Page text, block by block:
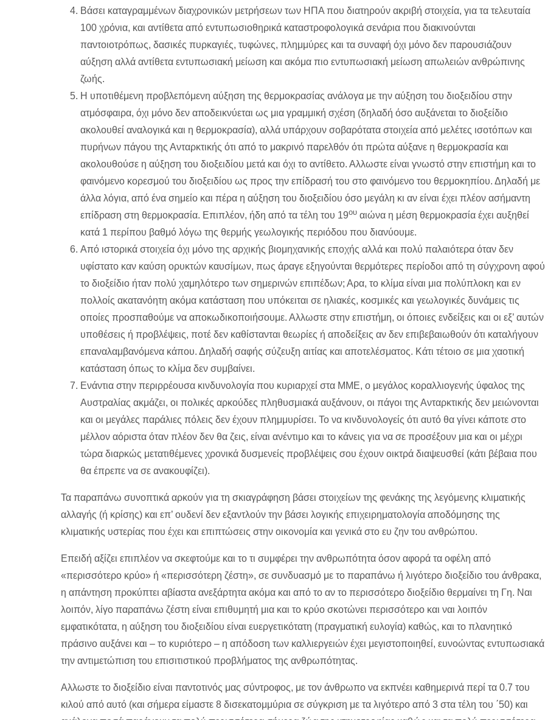
Βάσει καταγραμμένων διαχρονικών μετρήσεων των ΗΠΑ που διατηρούν ακριβή στοιχεία, για τα τελευταία
100 χρόνια, και αντίθετα από εντυπωσιοθηρικά καταστροφολογικά σενάρια που διακινούνται
παντοιοτρόπως, δασικές πυρκαγιές, τυφώνες, πλημμύρες και τα συναφή όχι μόνο δεν παρουσιάζουν
αύξηση αλλά αντίθετα εντυπωσιακή μείωση και ακόμα πιο εντυπωσιακή μείωση απωλειών ανθρώπινης
ζωής.
Η υποτιθέμενη προβλεπόμενη αύξηση της θερμοκρασίας ανάλογα με την αύξηση του διοξειδίου στην
ατμόσφαιρα, όχι μόνο δεν αποδεικνύεται ως μια γραμμική σχέση (δηλαδή όσο αυξάνεται το διοξείδιο
ακολουθεί αναλογικά και η θερμοκρασία), αλλά υπάρχουν σοβαρότατα στοιχεία από μελέτες ισοτόπων και
πυρήνων πάγου της Ανταρκτικής ότι από το μακρινό παρελθόν ότι πρώτα αύξανε η θερμοκρασία και
ακολουθούσε η αύξηση του διοξειδίου μετά και όχι το αντίθετο. Αλλωστε είναι γνωστό στην επιστήμη και το
φαινόμενο κορεσμού του διοξειδίου ως προς την επίδρασή του στο φαινόμενο του θερμοκηπίου. Δηλαδή με
άλλα λόγια, από ένα σημείο και πέρα η αύξηση του διοξειδίου όσο μεγάλη κι αν είναι έχει πλέον ασήμαντη
επίδραση στη θερμοκρασία. Επιπλέον, ήδη από τα τέλη του 19ουαιώνα η μέση θερμοκρασία έχει αυξηθεί
κατά 1 περίπου βαθμό λόγω της θερμής γεωλογικής περιόδου που διανύουμε.
Από ιστορικά στοιχεία όχι μόνο της αρχικής βιομηχανικής εποχής αλλά και πολύ παλαιότερα όταν δεν
υφίστατο καν καύση ορυκτών καυσίμων, πως άραγε εξηγούνται θερμότερες περίοδοι από τη σύγχρονη αφού
το διοξείδιο ήταν πολύ χαμηλότερο των σημερινών επιπέδων; Αρα, το κλίμα είναι μια πολύπλοκη και εν
πολλοίς ακατανόητη ακόμα κατάσταση που υπόκειται σε ηλιακές, κοσμικές και γεωλογικές δυνάμεις τις
οποίες προσπαθούμε να αποκωδικοποιήσουμε. Αλλωστε στην επιστήμη, οι όποιες ενδείξεις και οι εξ’ αυτών
υποθέσεις ή προβλέψεις, ποτέ δεν καθίστανται θεωρίες ή αποδείξεις αν δεν επιβεβαιωθούν ότι καταλήγουν
επαναλαμβανόμενα κάπου. Δηλαδή σαφής σύζευξη αιτίας και αποτελέσματος. Κάτι τέτοιο σε μια χαοτική
κατάσταση όπως το κλίμα δεν συμβαίνει.
Ενάντια στην περιρρέουσα κινδυνολογία που κυριαρχεί στα ΜΜΕ, ο μεγάλος κοραλλιογενής ύφαλος της
Αυστραλίας ακμάζει, οι πολικές αρκούδες πληθυσμιακά αυξάνουν, οι πάγοι της Ανταρκτικής δεν μειώνονται
και οι μεγάλες παράλιες πόλεις δεν έχουν πλημμυρίσει. Το να κινδυνολογείς ότι αυτό θα γίνει κάποτε στο
μέλλον αόριστα όταν πλέον δεν θα ζεις, είναι ανέντιμο και το κάνεις για να σε προσέξουν μια και οι μέχρι
τώρα διαρκώς μετατιθέμενες χρονικά δυσμενείς προβλέψεις σου έχουν οικτρά διαψευσθεί (κάτι βέβαια που
θα έπρεπε να σε ανακουφίζει).
Τα παραπάνω συνοπτικά αρκούν για τη σκιαγράφηση βάσει στοιχείων της φενάκης της λεγόμενης κλιματικής
αλλαγής (ή κρίσης) και επ’ ουδενί δεν εξαντλούν την βάσει λογικής επιχειρηματολογία αποδόμησης της
κλιματικής υστερίας που έχει και επιπτώσεις στην οικονομία και γενικά στο ευ ζην του ανθρώπου.
Επειδή αξίζει επιπλέον να σκεφτούμε και το τι συμφέρει την ανθρωπότητα όσον αφορά τα οφέλη από
«περισσότερο κρύο» ή «περισσότερη ζέστη», σε συνδυασμό με το παραπάνω ή λιγότερο διοξείδιο του άνθρακα,
η απάντηση προκύπτει αβίαστα ανεξάρτητα ακόμα και από το αν το περισσότερο διοξείδιο θερμαίνει τη Γη. Ναι
λοιπόν, λίγο παραπάνω ζέστη είναι επιθυμητή μια και το κρύο σκοτώνει περισσότερο και ναι λοιπόν
εμφατικότατα, η αύξηση του διοξειδίου είναι ευεργετικότατη (πραγματική ευλογία) καθώς, και το πλανητικό
πράσινο αυξάνει και – το κυριότερο – η απόδοση των καλλιεργειών έχει μεγιστοποιηθεί, ευνοώντας εντυπωσιακά
την αντιμετώπιση του επισιτιστικού προβλήματος της ανθρωπότητας.
Αλλωστε το διοξείδιο είναι παντοτινός μας σύντροφος, με τον άνθρωπο να εκπνέει καθημερινά περί τα 0.7 του
κιλού από αυτό (και σήμερα είμαστε 8 δισεκατομμύρια σε σύγκριση με τα λιγότερο από 3 στα τέλη του ΄50) και